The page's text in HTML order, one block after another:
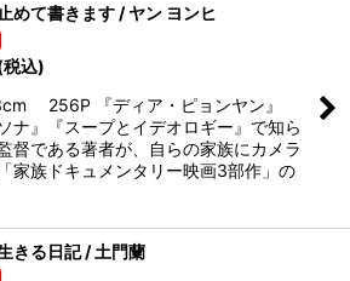
めて書きます / ヤン ヨンヒ
税込)
256P 『ディア・ピョンヤン』
ナ』『スープとイデオロギー』で知ら
督である著者が、自らの家族にカメラ
家族ドキュメンタリー映画3部作」の
きる日記 / 土門蘭